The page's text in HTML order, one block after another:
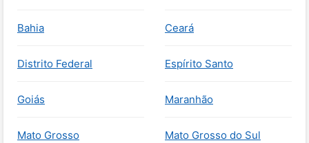
Bahia Ceará
Distrito Federal Espírito Santo
Goiás Maranhão
Mato Grosso Mato Grosso do Sul